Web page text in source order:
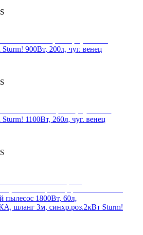
900Вт, 200л, чуг. венец
1100Вт, 260л, чуг. венец
1800Вт, 60л,
3м, синхр.роз.2кВт Sturm!